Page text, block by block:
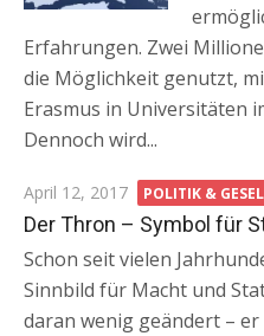
Erfahrungen. Zwei
die Möglichkeit genutzt,
Erasmus in Universitäten
Dennoch wird...
Posted
on
April 12, 2017 POLITIK &
Der Thron – Symbol für
Schon seit vielen
Sinnbild für Macht und
daran wenig geändert – er